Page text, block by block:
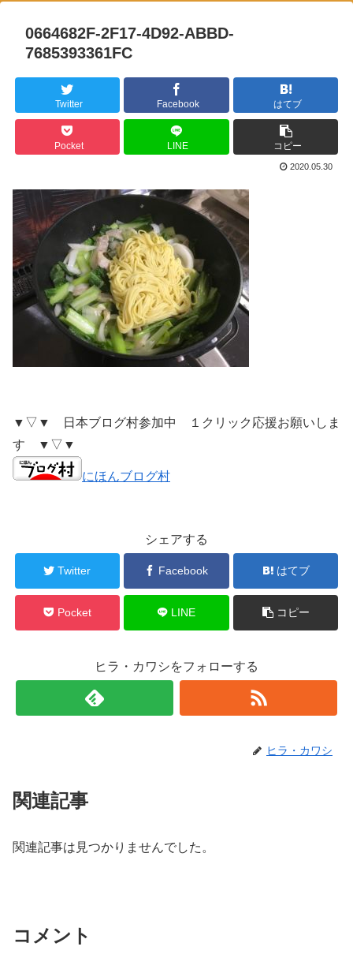
0664682F-2F17-4D92-ABBD-
7685393361FC
Twitter Facebook はてブ
Pocket LINE コピー
2020.05.30
▼▽▼ 日本ブログ村参加中 １クリック応援お願いしま
す ▼▽▼
にほんブログ村
シェアする
Twitter Facebook はてブ
Pocket LINE コピー
ヒラ・カワシをフォローする
ヒラ・カワシ
関連記事
関連記事は見つかりませんでした。
コメント